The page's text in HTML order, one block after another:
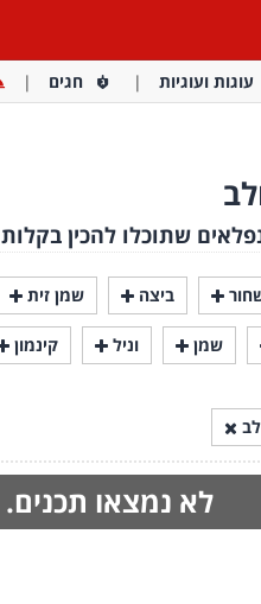
עוגות ועוגיות חגים
שתוכלו להכין בקלות
ביצה שמן זית
שמן וניל קינמון
לא נמצאו תכנים.